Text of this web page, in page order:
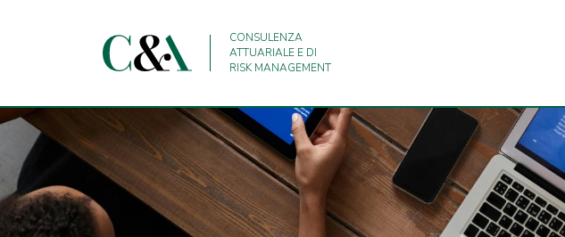
CONSULENZA
ATTUARIALE E DI
RISK MANAGEMENT